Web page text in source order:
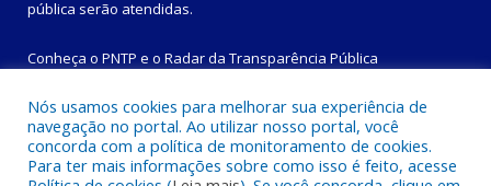
pública serão atendidas.
Conheça o PNTP e o Radar da Transparência Pública
Todos os direitos reservados a Prefeitura Municipal de
Nós usamos cookies para melhorar sua experiência de
navegação no portal. Ao utilizar nosso portal, você
concorda com a política de monitoramento de cookies.
Para ter mais informações sobre como isso é feito, acesse